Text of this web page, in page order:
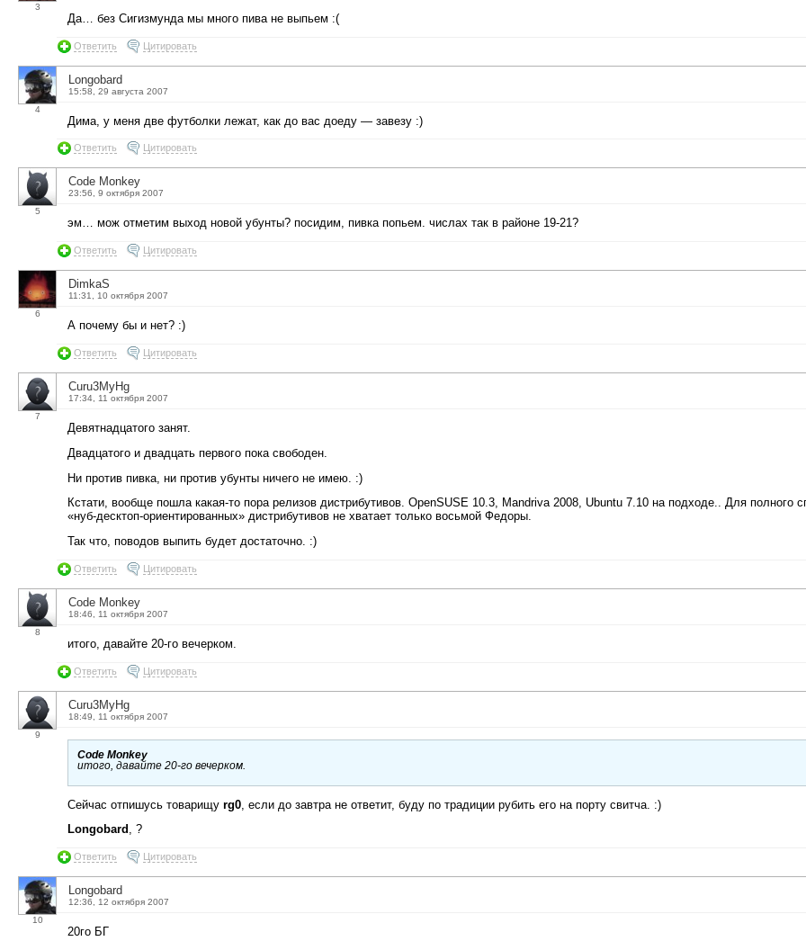
3
Да… без Сигизмунда мы много пива не выпьем :(
Ответить Цитировать
4
Longobard
15:58, 29 августа 2007
Дима, у меня две футболки лежат, как до вас доеду — завезу :)
Ответить Цитировать
5
Code Monkey
23:56, 9 октября 2007
эм… мож отметим выход новой убунты? посидим, пивка попьем. числах так в районе 19-21?
Ответить Цитировать
6
DimkaS
11:31, 10 октября 2007
А почему бы и нет? :)
Ответить Цитировать
7
Curu3MyHg
17:34, 11 октября 2007
Девятнадцатого занят.
Двадцатого и двадцать первого пока свободен.
Ни против пивка, ни против убунты ничего не имею. :)
Кстати, вообще пошла какая-то пора релизов дистрибутивов. OpenSUSE 10.3, Mandriva 2008, Ubuntu 7.10 на подходе.. Для полного
«нуб-десктоп-ориентированных» дистрибутивов не хватает только восьмой Федоры.
Так что, поводов выпить будет достаточно. :)
Ответить Цитировать
8
Code Monkey
18:46, 11 октября 2007
итого, давайте 20-го вечерком.
Ответить Цитировать
9
Curu3MyHg
18:49, 11 октября 2007
Code Monkey
итого, давайте 20-го вечерком.
Сейчас отпишусь товарищу rg0 , если до завтра не ответит, буду по традиции рубить его на порту свитча. :)
Longobard , ?
Ответить Цитировать
10
Longobard
12:36, 12 октября 2007
20го БГ